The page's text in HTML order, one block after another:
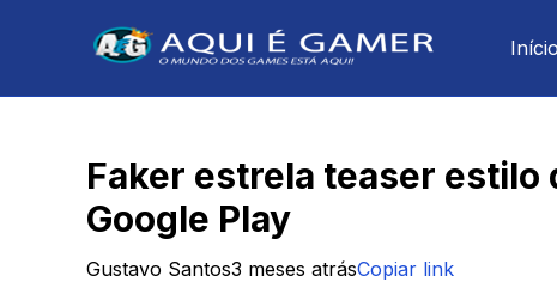
Início
Faker estrela teaser estilo
Google Play
Gustavo Santos3 meses atrásCopiar link